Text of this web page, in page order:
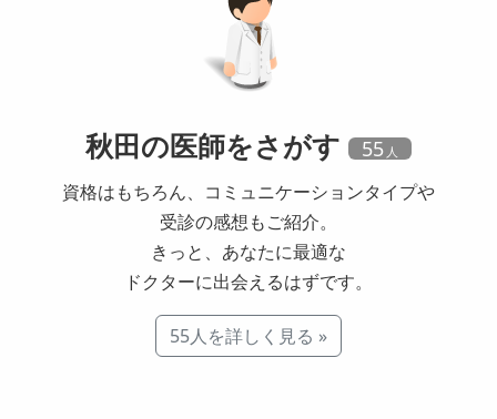
秋田の医師をさがす 55
資格はもちろん、コミュニケーションタイプや
受診の感想もご紹介。
きっと、あなたに最適な
ドクターに出会えるはずです。
55人を詳しく見る »